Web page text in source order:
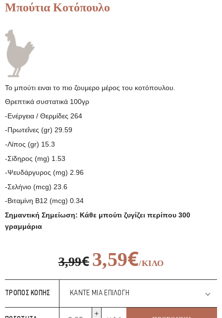
Μπούτια Κοτόπουλο
Το μπούτι ειναι το πιο ζουμερο μέρος του κοτόπουλου.
Θρεπτικά συστατικά 100γρ
-Ενέργεια / Θερμίδες 264
-Πρωτεΐνες (gr) 29.59
-Λίπος (gr) 15.3
-Σίδηρος (mg) 1.53
-Ψευδάργυρος (mg) 2.96
-Σελήνιο (mcg) 23.6
-Βιταμίνη B12 (mcg) 0.34
Σημαντική Σημείωση: Κάθε μπούτι ζυγίζει περίπου 300
γραμμάρια
3,99€3,59€/ΚΙΛΌ
3,99€3,59€
ΤΡΌΠΟΣ ΚΟΠΉΣ